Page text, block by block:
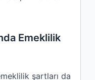
Emeklilik
şartları da